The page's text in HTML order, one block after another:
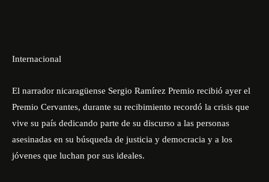
Internacional
El narrador nicaragüense Sergio Ramírez Premio recibió ayer el
Premio Cervantes, durante su recibimiento recordó la crisis que
vive su país dedicando parte de su discurso a las personas
asesinadas en su búsqueda de justicia y democracia y a los
jóvenes que luchan por sus ideales.